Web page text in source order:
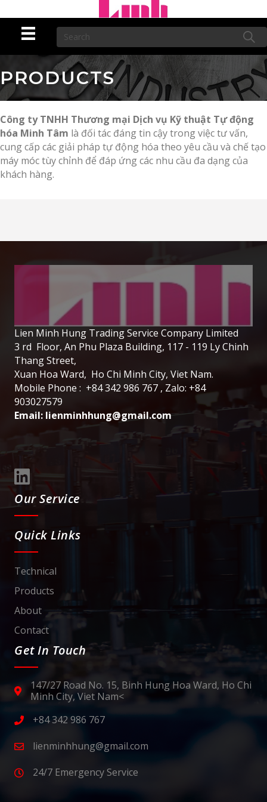
PRODUCTS
Công ty TNHH Thương mại Dịch vụ Kỹ thuật Tự động
hóa Minh Tâm là đối tác đáng tin cậy trong việc tư vấn,
cung cấp các giải pháp tự động hóa theo yêu cầu và chế tạo
máy móc tùy chỉnh để đáp ứng các nhu cầu đa dạng của
khách hàng.
Lien Minh Hung Trading Service Company Limited
3 rd Floor, An Phu Plaza Building, 117 - 119 Ly Chinh
Thang Street,
Xuan Hoa Ward, Ho Chi Minh City, Viet Nam.
Mobile Phone : +84 342 986 767 , Zalo: +84
903027579
Email: lienminhhung@gmail.com
Our Service
Quick Links
Technical
Products
About
Contact
Get In Touch
147/27 Road No. 15, Binh Hung Hoa Ward, Ho Chi
Minh City, Viet Nam<
+84 342 986 767
lienminhhung@gmail.com
24/7 Emergency Service